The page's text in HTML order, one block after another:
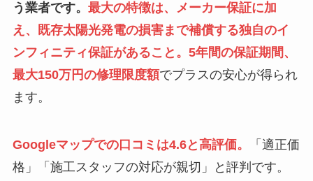
う業者です。 最大の特徴は、メーカー保証に加
え、既存太陽光発電の損害まで補償する独自のイ
ンフィニティ保証があること。5年間の保証期間、
最大150万円の修理限度額でプラスの安心が得られ
ます。
Googleマップでの口コミは4.6と高評価。
「適正価
格」「施工スタッフの対応が親切」と評判です。